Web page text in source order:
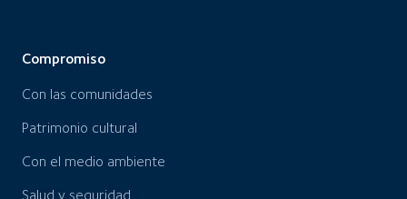
Compromiso
Con las comunidades
Patrimonio cultural
Con el medio ambiente
Salud y seguridad